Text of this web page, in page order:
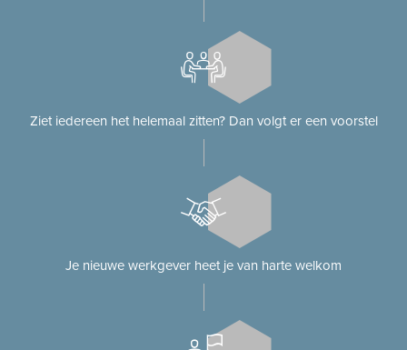
Ziet iedereen het helemaal zitten? Dan volgt er een voorstel
Je nieuwe werkgever heet je van harte welkom